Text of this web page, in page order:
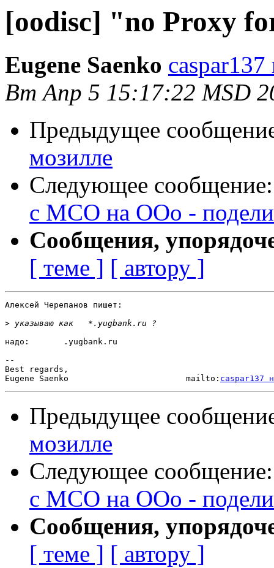
[oodisc] "no Proxy
Eugene Saenko
Вт Апр 5 15:17:22 MSD
Предыдущее
мозилле
Следующее
с МСО на OOo -
Сообщения,
[ теме ] [ автору ]
Алексей Черепанов пишет:
>
надо:       .yugbank.ru
--
Best regards,
Eugene Saenko                        mailto: caspar137
Предыдущее
мозилле
Следующее
с МСО на OOo -
Сообщения,
[ теме ] [ автору ]